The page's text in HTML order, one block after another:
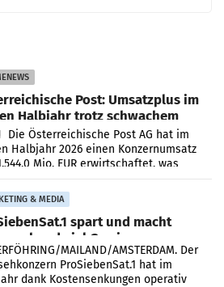
Post: Umsatzplus im
Halbjahr trotz schwachem
Die Österreichische Post AG hat im
Halbjahr 2026 einen Konzernumsatz
Mio. EUR erwirtschaftet, was
Plus von 3,8 Prozent gegenüber dem
& MEDIA
spart und macht
viel Gewinn
MAILAND/AMSTERDAM. Der
ProSiebenSat.1 hat im
dank Kostensenkungen operativ